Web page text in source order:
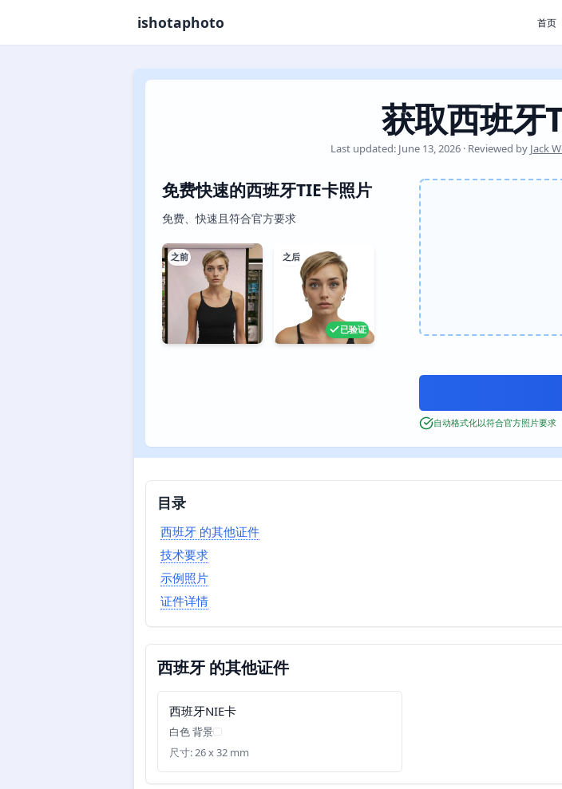
ishotaphoto 首页
获取西班牙
Last updated: June 13, 2026 · Reviewed by Jack
免费快速的西班牙TIE卡照片
免费、快速且符合官方要求
之前 之后
已验证
自动格式化以符合官方照片要求
目录
西班牙 的其他证件
技术要求
示例照片
证件详情
西班牙 的其他证件
西班牙NIE卡
白色 背景
尺寸: 26 x 32 mm